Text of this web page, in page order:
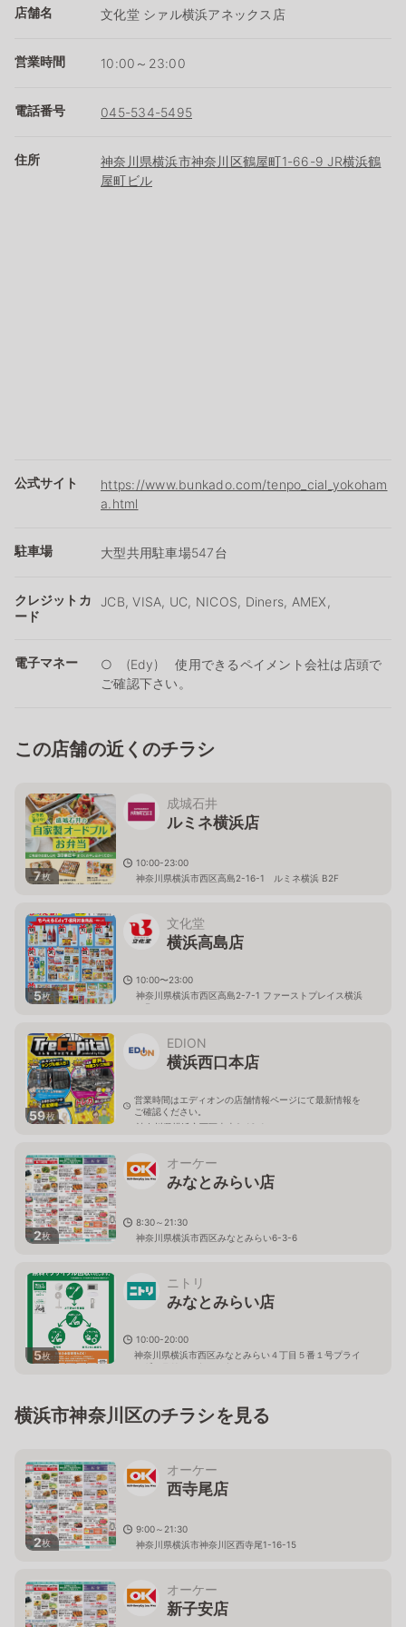
店舗名 文化堂 シァル横浜アネックス店
営業時間 10:00～23:00
電話番号 045-534-5495
住所
神奈川県横浜市神奈川区鶴屋町1-66-9 JR横浜鶴
屋町ビル
公式サイト
https://www.bunkado.com/tenpo_cial_yokoham
a.html
駐車場 大型共用駐車場547台
クレジットカ
ード
JCB, VISA, UC, NICOS, Diners, AMEX,
電子マネー
○ (Edy) 使用できるペイメント会社は店頭で
ご確認下さい。
この店舗の近くのチラシ
7枚
成城石井
ルミネ横浜店
10:00-23:00
神奈川県横浜市西区高島2-16-1 ルミネ横浜 B2F
5枚
文化堂
横浜高島店
10:00〜23:00
神奈川県横浜市西区高島2-7-1 ファーストプレイス横浜
１F
59枚
EDION
横浜西口本店
営業時間はエディオンの店舗情報ページにて最新情報を
ご確認ください。
神奈川県横浜市西区南幸2-16-1
2枚
オーケー
みなとみらい店
8:30～21:30
神奈川県横浜市西区みなとみらい6-3-6
5枚
ニトリ
みなとみらい店
10:00-20:00
神奈川県横浜市西区みなとみらい４丁目５番１号プライ
ムギャラリーみなとみらい２Ｆ
横浜市神奈川区のチラシを見る
2枚
オーケー
西寺尾店
9:00～21:30
神奈川県横浜市神奈川区西寺尾1-16-15
オーケー
新子安店